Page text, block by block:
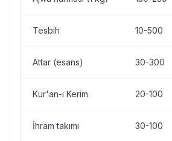
Tesbih 10-500
Attar (esans) 30-300
Kur'an-ı Kerim 20-100
İhram takımı 30-100